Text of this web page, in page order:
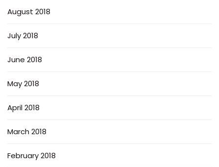
August 2018
July 2018
June 2018
May 2018
April 2018
March 2018
February 2018